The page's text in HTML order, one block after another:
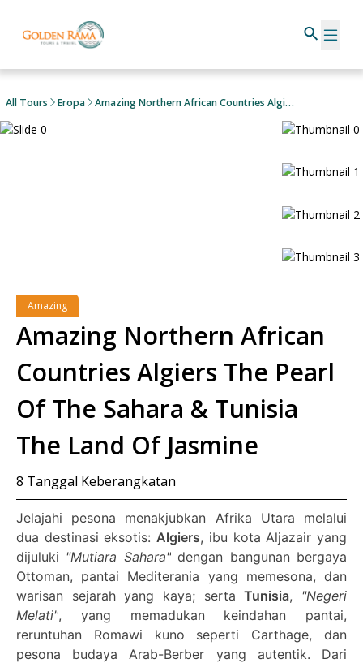
All Tours Eropa Amazing Northern African Countries Algiers The Pearl Of The Sahara & Tunisia The Land Of Jasmine
Amazing
Amazing Northern African
Countries Algiers The Pearl
Of The Sahara & Tunisia
The Land Of Jasmine
8 Tanggal Keberangkatan
Jelajahi pesona menakjubkan Afrika Utara melalui
dua destinasi eksotis: Algiers, ibu kota Aljazair yang
dijuluki "Mutiara Sahara"dengan bangunan bergaya
Ottoman, pantai Mediterania yang memesona, dan
warisan sejarah yang kaya; sertaTunisia, "Negeri
Melati", yang memadukan keindahan pantai,
reruntuhan Romawi kuno seperti Carthage, dan
pesona budaya Arab-Berber yang autentik. Dari